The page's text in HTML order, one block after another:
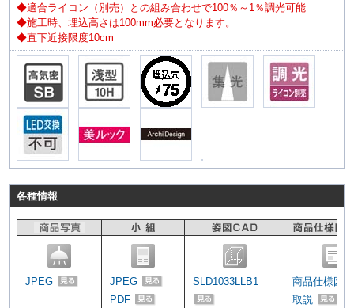
◆適合ライコン（別売）との組み合わせで100％～1％調光可能
◆施工時、埋込高さは100mm必要となります。
◆直下近接限度10cm
各種情報
JPEG
JPEG
PDF
SLD1033LLB1
商品仕様図
取説